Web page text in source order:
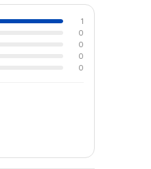
1
0
0
0
0